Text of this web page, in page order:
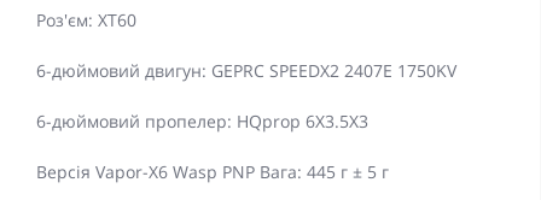
Роз'єм: XT60
6-дюймовий двигун: GEPRC SPEEDX2 2407E 1750KV
6-дюймовий пропелер: HQprop 6X3.5X3
Версія Vapor-X6 Wasp PNP Вага: 445 г ± 5 г